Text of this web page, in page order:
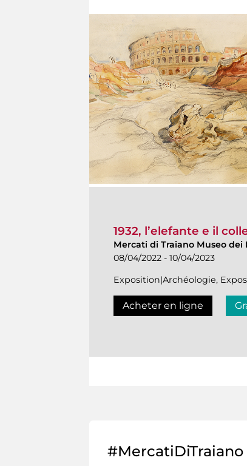
1932, l’elefante e il
Mercati di Traiano Museo dei
08/04/2022 - 10/04/2023
Exposition|Archéologie,
Acheter en ligne
#MercatiDiTraiano